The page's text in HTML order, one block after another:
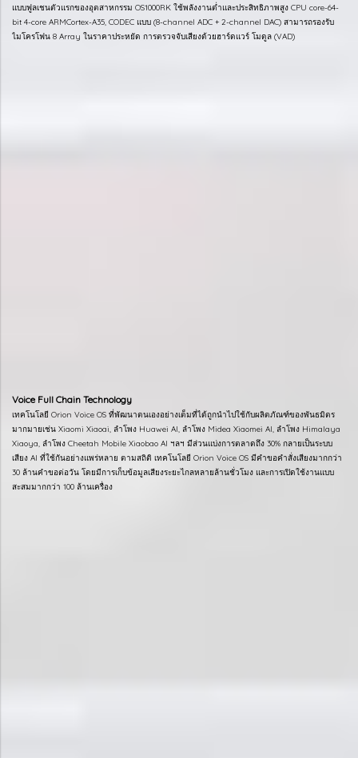
แบบฟูลเชนตัวแรกของอุตสาหกรรม OS1000RK ใช้พลังงานต่ำและประสิทธิภาพสูง CPU core-64-
bit 4-core ARMCortex-A35, CODEC แบบ (8-channel ADC + 2-channel DAC) สามารถรองรับ
ไมโครโฟน 8 Array ในราคาประหยัด การตรวจจับเสียงด้วยฮาร์ดแวร์ โมดูล (VAD)
Voice Full Chain Technology
เทคโนโลยี Orion Voice OS ที่พัฒนาตนเองอย่างเต็มที่ได้ถูกนำไปใช้กับผลิตภัณฑ์ของพันธมิตร
มากมายเช่น Xiaomi Xiaoai, ลำโพง Huawei AI, ลำโพง Midea Xiaomei AI, ลำโพง Himalaya
Xiaoya, ลำโพง Cheetah Mobile Xiaobao AI ฯลฯ มีส่วนแบ่งการตลาดถึง 30% กลายเป็นระบบ
เสียง AI ที่ใช้กันอย่างแพร่หลาย ตามสถิติ เทคโนโลยี Orion Voice OS มีคำขอคำสั่งเสียงมากกว่า
30 ล้านคำขอต่อวัน โดยมีการเก็บข้อมูลเสียงระยะไกลหลายล้านชั่วโมง และการเปิดใช้งานแบบ
สะสมมากกว่า 100 ล้านเครื่อง